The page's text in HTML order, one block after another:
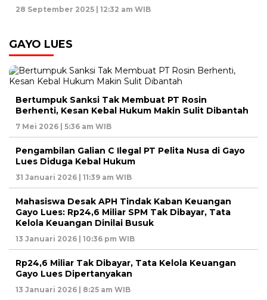
28 September 2025 | 12:32 am WIB
GAYO LUES
Bertumpuk Sanksi Tak Membuat PT Rosin
Berhenti, Kesan Kebal Hukum Makin Sulit Dibantah
7 Mei 2026 | 5:36 am WIB
Pengambilan Galian C Ilegal PT Pelita Nusa di Gayo
Lues Diduga Kebal Hukum
31 Januari 2026 | 11:39 am WIB
Mahasiswa Desak APH Tindak Kaban Keuangan
Gayo Lues: Rp24,6 Miliar SPM Tak Dibayar, Tata
Kelola Keuangan Dinilai Busuk
13 Januari 2026 | 10:36 pm WIB
Rp24,6 Miliar Tak Dibayar, Tata Kelola Keuangan
Gayo Lues Dipertanyakan
13 Januari 2026 | 8:25 am WIB